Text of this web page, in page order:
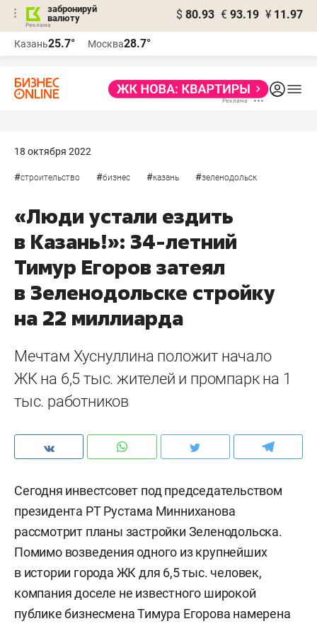
забронируй
валюту
$ 80.93 € 93.19 ¥ 11.97
Казань25.7° Москва28.7°
18 октября 2022
#строительство #бизнес #казань #зеленодольск
«Люди устали ездить
в Казань!»: 34-летний
Тимур Егоров затеял
в Зеленодольске стройку
на 22 миллиарда
Мечтам Хуснуллина положит начало
ЖК на 6,5 тыс. жителей и промпарк на 1
тыс. работников
Сегодня инвестсовет под председательством
президента РТ Рустама Минниханова
рассмотрит планы застройки Зеленодольска.
Помимо возведения одного из крупнейших
в истории города ЖК для 6,5 тыс. человек,
компания доселе не известного широкой
публике бизнесмена Тимура Егорова намерена